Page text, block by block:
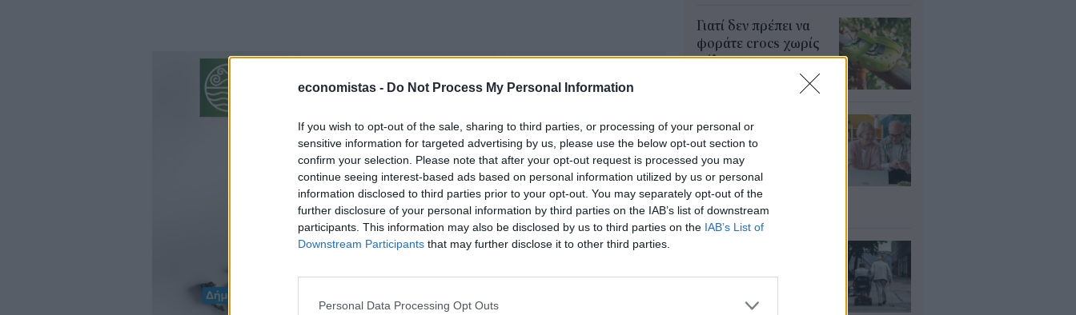
economistas - Do Not Process My Personal Information
If you wish to opt-out of the sale, sharing to third parties, or processing of your personal or
sensitive information for targeted advertising by us, please use the below opt-out section to
confirm your selection. Please note that after your opt-out request is processed you may
continue seeing interest-based ads based on personal information utilized by us or personal
information disclosed to third parties prior to your opt-out. You may separately opt-out of the
further disclosure of your personal information by third parties on the IAB’s list of downstream
participants. This information may also be disclosed by us to third parties on the IAB’s List of
Downstream Participants that may further disclose it to other third parties.
Personal Data Processing Opt Outs
Γιατί δεν πρέπει να
φοράτε crocs χωρίς
κάλτσα
Συντάξεις: Ποιοι
μπορεί να λάβουν
αναδρομικά έως
20.000 ευρώ – Τι
πρέπει να ελέγξουν
04 Αυγ 2026
ευρώ στη σύνταξη